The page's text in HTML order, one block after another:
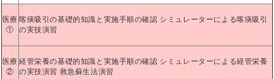
医療
①
喀痰吸引の基礎的知識と実施手順の確認 シミュレーターによる喀痰吸引
の実技演習
医療
②
経管栄養の基礎的知識と実施手順の確認 シミュレーターによる経管栄養
の実技演習 救急蘇生法演習